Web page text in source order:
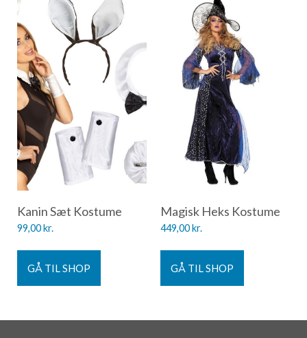
Kanin Sæt Kostume
99,00kr.
GÅ TIL SHOP
Magisk Heks Kostume
449,00kr.
GÅ TIL SHOP